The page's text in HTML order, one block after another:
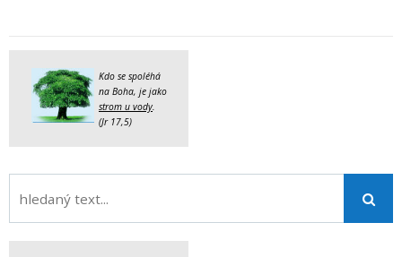
Kdo se spoléhá
na Boha, je jako
strom u vody.
(Jr 17,5)